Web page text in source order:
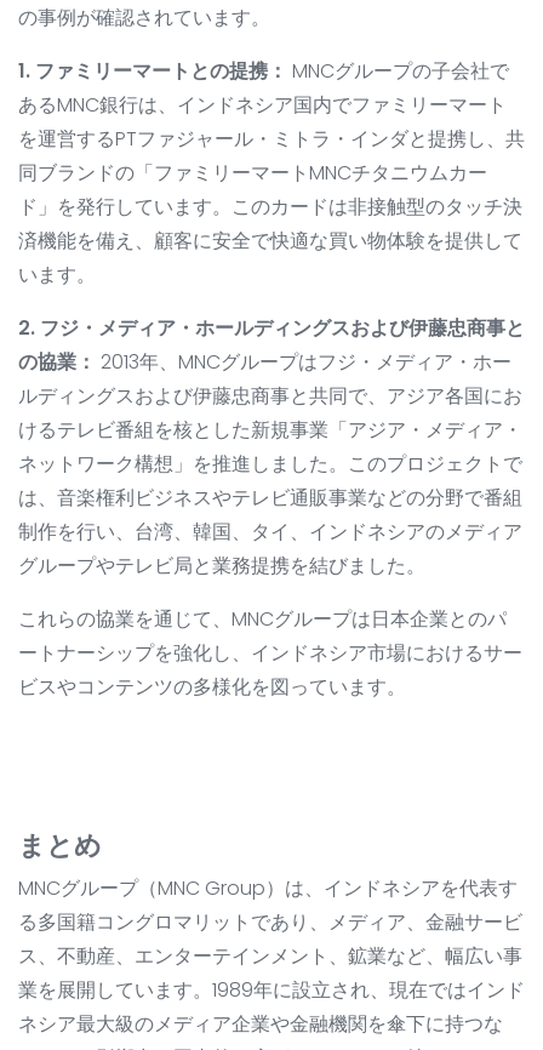
の事例が確認されています。
1. ファミリーマートとの提携： MNCグループの子会社で
あるMNC銀行は、インドネシア国内でファミリーマート
を運営するPTファジャール・ミトラ・インダと提携し、共
同ブランドの「ファミリーマートMNCチタニウムカー
ド」を発行しています。このカードは非接触型のタッチ決
済機能を備え、顧客に安全で快適な買い物体験を提供して
います。
2. フジ・メディア・ホールディングスおよび伊藤忠商事と
の協業： 2013年、MNCグループはフジ・メディア・ホー
ルディングスおよび伊藤忠商事と共同で、アジア各国にお
けるテレビ番組を核とした新規事業「アジア・メディア・
ネットワーク構想」を推進しました。このプロジェクトで
は、音楽権利ビジネスやテレビ通販事業などの分野で番組
制作を行い、台湾、韓国、タイ、インドネシアのメディア
グループやテレビ局と業務提携を結びました。
これらの協業を通じて、MNCグループは日本企業とのパ
ートナーシップを強化し、インドネシア市場におけるサー
ビスやコンテンツの多様化を図っています。
まとめ
MNCグループ（MNC Group）は、インドネシアを代表す
る多国籍コングロマリットであり、メディア、金融サービ
ス、不動産、エンターテインメント、鉱業など、幅広い事
業を展開しています。1989年に設立され、現在ではインド
ネシア最大級のメディア企業や金融機関を傘下に持つな